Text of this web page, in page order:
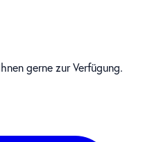
gerne zur Verfügung.